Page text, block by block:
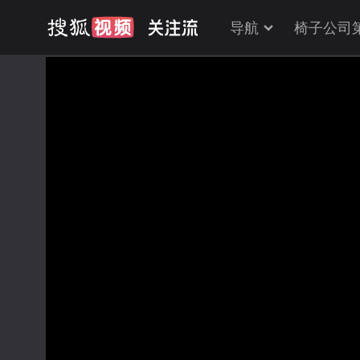
导航 椅子公司